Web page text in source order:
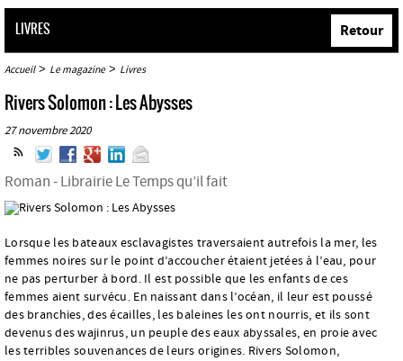
LIVRES
Accueil> Le magazine> Livres
Retour
Rivers Solomon : Les Abysses
27 novembre 2020
Roman - Librairie Le Temps qu’il fait
Lorsque les bateaux esclavagistes traversaient autrefois la mer, les
femmes noires sur le point d’accoucher étaient jetées à l’eau, pour
ne pas perturber à bord. Il est possible que les enfants de ces
femmes aient survécu. En naissant dans l’océan, il leur est poussé
des branchies, des écailles, les baleines les ont nourris, et ils sont
devenus des wajinrus, un peuple des eaux abyssales, en proie avec
les terribles souvenances de leurs origines. Rivers Solomon,